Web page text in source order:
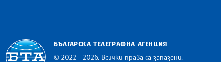
БЪЛГАРСКА ТЕЛЕГРАФНА АГЕНЦИЯ
© 2022 - 2026, Всички права са запазени.